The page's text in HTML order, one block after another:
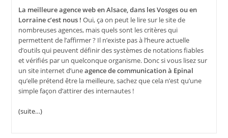
La meilleure agence web en Alsace, dans les Vosges ou en
Lorraine c’est nous ! Oui, ça on peut le lire sur le site de
nombreuses agences, mais quels sont les critères qui
permettent de l’affirmer ? Il n’existe pas à l’heure actuelle
d’outils qui peuvent définir des systèmes de notations fiables
et vérifiés par un quelconque organisme. Donc si vous lisez sur
un site internet d’uneagence de communication à Epinal
qu’elle prétend être la meilleure, sachez que cela n’est qu’une
simple façon d’attirer des internautes !
(suite…)